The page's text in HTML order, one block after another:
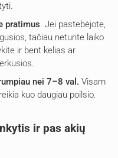
pratimus. Jei pastebėjote,
tačiau neturite laiko
ir bent kelias ar
nei 7–8 val. Visam
kuo daugiau poilsio.
ir pas akių